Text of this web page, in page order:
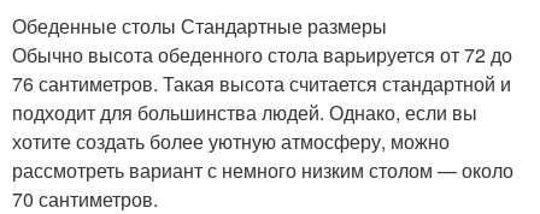
Обеденные столы Стандартные размеры
Обычно высота обеденного стола варьируется от 72 до
76 сантиметров. Такая высота считается стандартной и
подходит для большинства людей. Однако, если вы
хотите создать более уютную атмосферу, можно
рассмотреть вариант с немного низким столом — около
70 сантиметров.